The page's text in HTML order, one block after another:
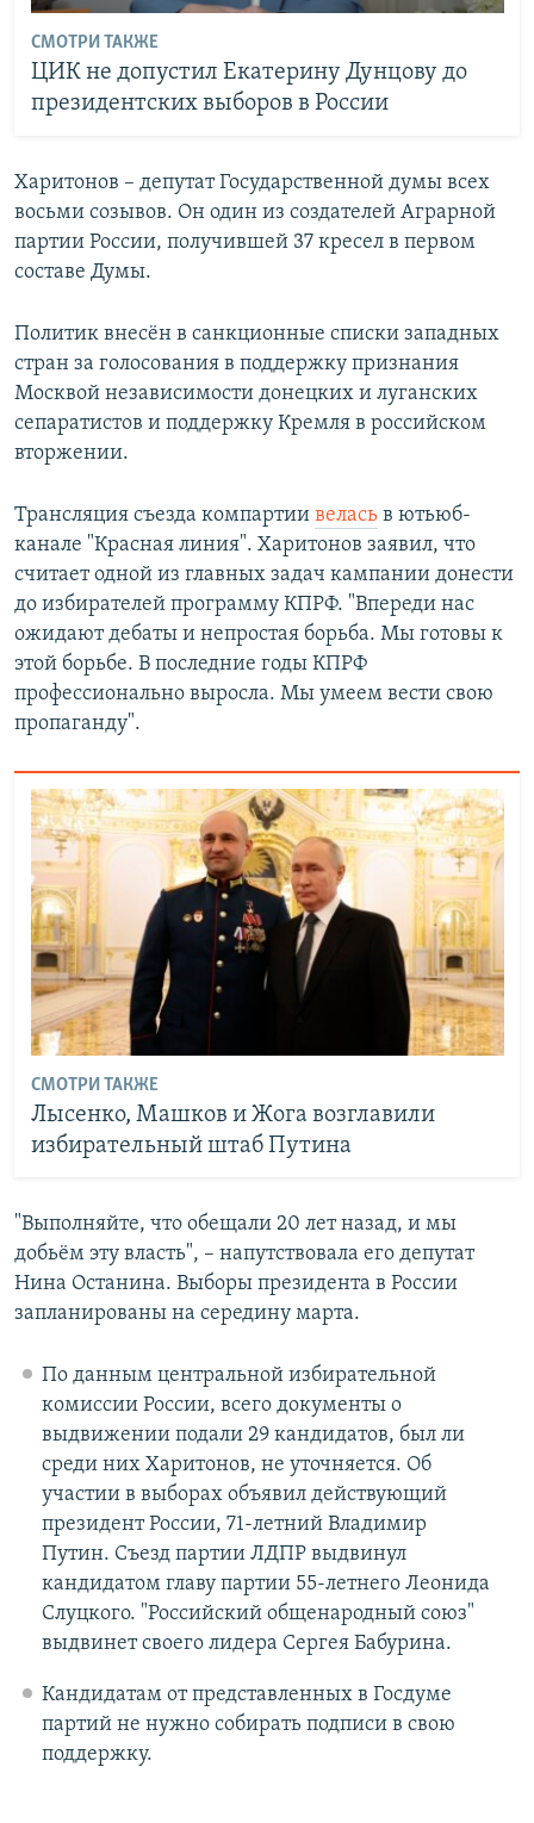
СМОТРИ ТАКЖЕ
ЦИК не допустил Екатерину Дунцову до
президентских выборов в России
Харитонов – депутат Государственной думы всех
восьми созывов. Он один из создателей Аграрной
партии России, получившей 37 кресел в первом
составе Думы.
Политик внесён в санкционные списки западных
стран за голосования в поддержку признания
Москвой независимости донецких и луганских
сепаратистов и поддержку Кремля в российском
вторжении.
Трансляция съезда компартии велась в ютьюб-
канале "Красная линия". Харитонов заявил, что
считает одной из главных задач кампании донести
до избирателей программу КПРФ. "Впереди нас
ожидают дебаты и непростая борьба. Мы готовы к
этой борьбе. В последние годы КПРФ
профессионально выросла. Мы умеем вести свою
пропаганду".
СМОТРИ ТАКЖЕ
Лысенко, Машков и Жога возглавили
избирательный штаб Путина
"Выполняйте, что обещали 20 лет назад, и мы
добьём эту власть", – напутствовала его депутат
Нина Останина. Выборы президента в России
запланированы на середину марта.
По данным центральной избирательной
комиссии России, всего документы о
выдвижении подали 29 кандидатов, был ли
среди них Харитонов, не уточняется. Об
участии в выборах объявил действующий
президент России, 71-летний Владимир
Путин. Съезд партии ЛДПР выдвинул
кандидатом главу партии 55-летнего Леонида
Слуцкого. "Российский общенародный союз"
выдвинет своего лидера Сергея Бабурина.
Кандидатам от представленных в Госдуме
партий не нужно собирать подписи в свою
поддержку.